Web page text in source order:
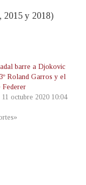
2015 y 2018)
barre a Djokovic
Roland Garros y el
Federer
octubre 2020 10:04